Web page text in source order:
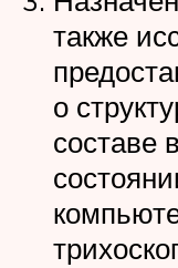
также
о
составе